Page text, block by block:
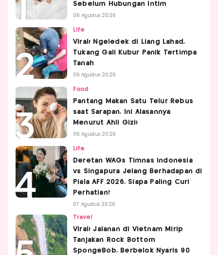
Sebelum Hubungan Intim
06 Agustus 2026
Life
Viral! Ngeledek di Liang Lahad,
Tukang Gali Kubur Panik Tertimpa
Tanah
06 Agustus 2026
Food
Pantang Makan Satu Telur Rebus
saat Sarapan, Ini Alasannya
Menurut Ahli Gizi!
06 Agustus 2026
Life
Deretan WAGs Timnas Indonesia
vs Singapura Jelang Berhadapan di
Piala AFF 2026, Siapa Paling Curi
Perhatian?
07 Agustus 2026
Travel
Viral! Jalanan di Vietnam Mirip
Tanjakan Rock Bottom
SpongeBob, Berbelok Nyaris 90